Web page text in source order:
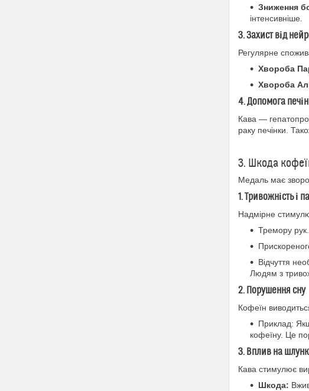
Зниження
інтенсивніше.
3. Захист від
Регулярне
Хвороба
Хвороба
4. Допомога
Кава —
раку печінки.
3. Шкода
Медаль має
1. Тривожність і
Надмірне
Тремору рук.
Відчуття
Людям з
2. Порушення сну
Кофеїн
Приклад:
кофеїну. Це
3. Вплив на
Кава стимулює
Шкода: